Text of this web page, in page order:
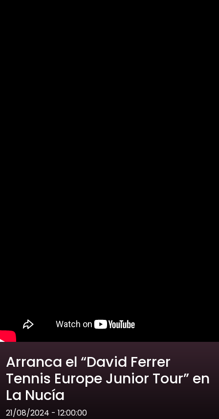
Arranca el “David Ferrer
Tennis Europe Junior Tour” en
La Nucía
21/08/2024 - 12:00:00